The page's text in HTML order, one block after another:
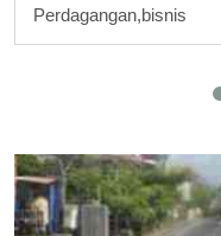
Perdagangan,bisnis